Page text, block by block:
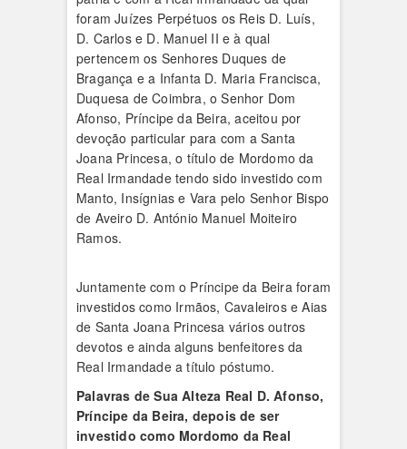
foram Juízes Perpétuos os Reis D. Luís,
D. Carlos e D. Manuel II e à qual
pertencem os Senhores Duques de
Bragança e a Infanta D. Maria Francisca,
Duquesa de Coimbra, o Senhor Dom
Afonso, Príncipe da Beira, aceitou por
devoção particular para com a Santa
Joana Princesa, o título de Mordomo da
Real Irmandade tendo sido investido com
Manto, Insígnias e Vara pelo Senhor Bispo
de Aveiro D. António Manuel Moiteiro
Ramos.
Juntamente com o Príncipe da Beira foram
investidos como Irmãos, Cavaleiros e Aias
de Santa Joana Princesa vários outros
devotos e ainda alguns benfeitores da
Real Irmandade a título póstumo.
Palavras de Sua Alteza Real D. Afonso,
Príncipe da Beira, depois de ser
investido como Mordomo da Real